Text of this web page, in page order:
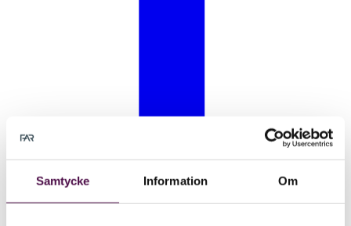
Samtycke Information Om